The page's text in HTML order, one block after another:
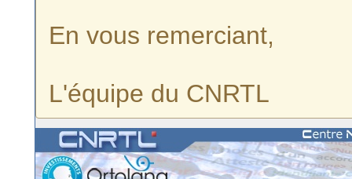
En vous remerciant,
L'équipe du CNRTL